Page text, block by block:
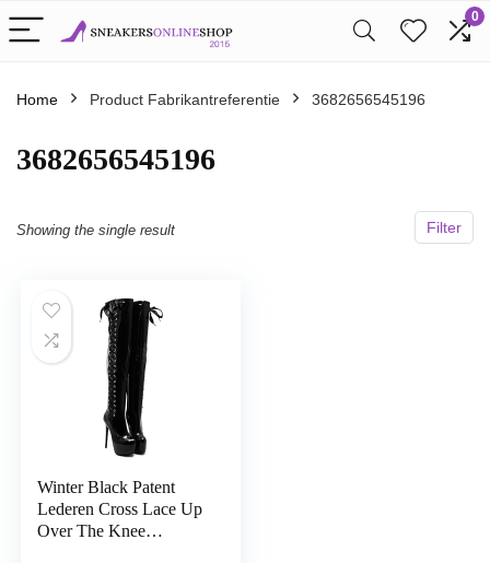
0
Home Product Fabrikantreferentie 3682656545196
3682656545196
Filter
Showing the single result
Winter Black Patent
Lederen Cross Lace Up
Over The Knee